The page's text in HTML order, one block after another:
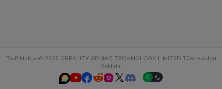
Telif Hakkı © 2025 CREALITY 3D (HK) TECHNOLOGY LIMITED Tüm Hakları
Saklıdır.
  